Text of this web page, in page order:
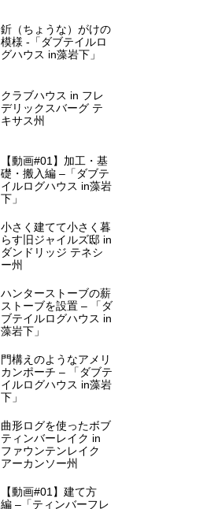
釿（ちょうな）がけの
模様 -「ダブテイルロ
グハウス in藻岩下」
クラブハウス in フレ
デリックスバーグ テ
キサス州
【動画#01】加工・基
礎・搬入編 –「ダブテ
イルログハウス in藻岩
下」
小さく建てて小さく暮
らす旧ジャイルズ邸 in
ダンドリッジ テネシ
ー州
ハンターストーブの薪
ストーブを設置 – 「ダ
ブテイルログハウス in
藻岩下」
門構えのようなアメリ
カンポーチ – 「ダブテ
イルログハウス in藻岩
下」
曲形ログを使ったボブ
ティンバーレイク in
ファウンテンレイク
アーカンソー州
【動画#01】建て方
編 –「ティンバーフレ